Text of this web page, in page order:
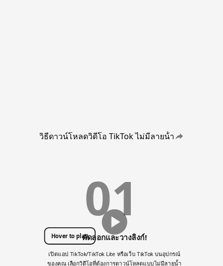
วิธีดาวน์โหลดวิดีโอ TikTok ไม่มีลายน้ํา
01
Hover to playคัดลอกและวางลิงก์!
เปิดแอป TikTok/TikTok Lite หรือเว็บ TikTok บนอุปกรณ์
ของคุณ เลือกวิดีโอที่ต้องการดาวน์โหลดแบบไม่มีลายน้ำ